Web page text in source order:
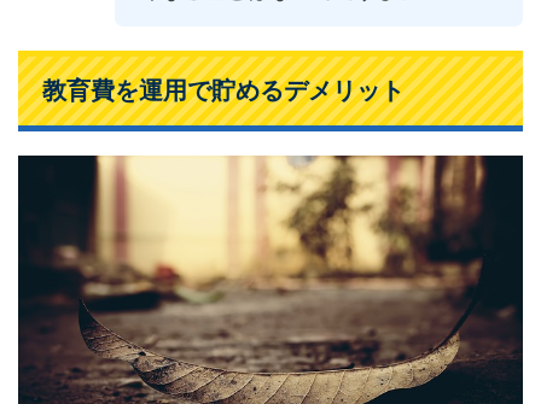
教育費を運用で貯めるデメリット